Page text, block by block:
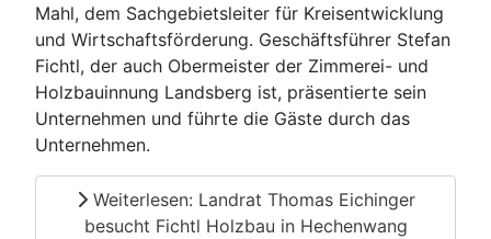
Mahl, dem Sachgebietsleiter für Kreisentwicklung
und Wirtschaftsförderung. Geschäftsführer Stefan
Fichtl, der auch Obermeister der Zimmerei- und
Holzbauinnung Landsberg ist, präsentierte sein
Unternehmen und führte die Gäste durch das
Unternehmen.
Weiterlesen: Landrat Thomas Eichinger
besucht Fichtl Holzbau in Hechenwang